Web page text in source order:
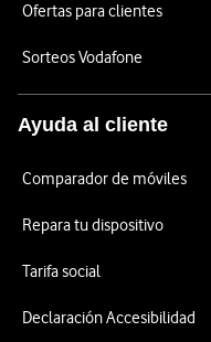
Ofertas para clientes
Sorteos Vodafone
Ayuda al cliente
Comparador de móviles
Repara tu dispositivo
Tarifa social
Declaración Accesibilidad